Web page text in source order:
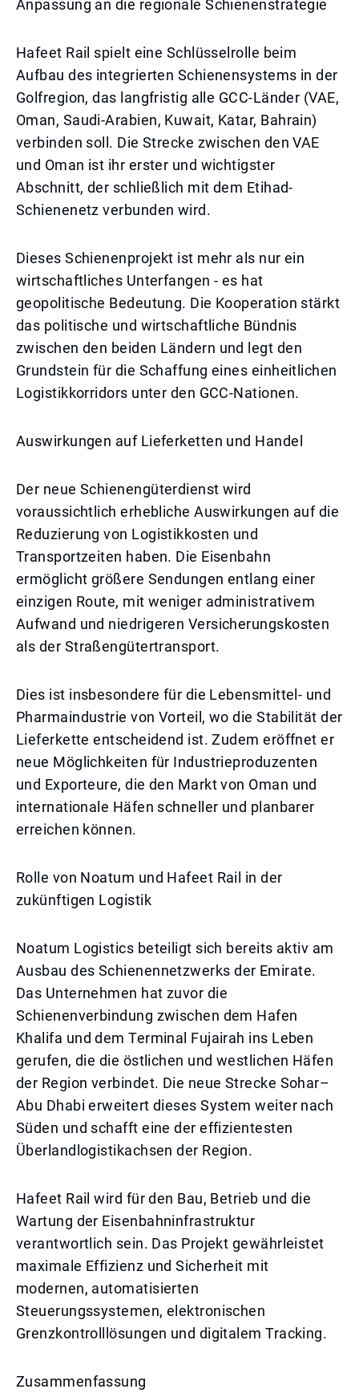
Anpassung an die regionale Schienenstrategie
Hafeet Rail spielt eine Schlüsselrolle beim
Aufbau des integrierten Schienensystems in der
Golfregion, das langfristig alle GCC-Länder (VAE,
Oman, Saudi-Arabien, Kuwait, Katar, Bahrain)
verbinden soll. Die Strecke zwischen den VAE
und Oman ist ihr erster und wichtigster
Abschnitt, der schließlich mit dem Etihad-
Schienenetz verbunden wird.
Dieses Schienenprojekt ist mehr als nur ein
wirtschaftliches Unterfangen - es hat
geopolitische Bedeutung. Die Kooperation stärkt
das politische und wirtschaftliche Bündnis
zwischen den beiden Ländern und legt den
Grundstein für die Schaffung eines einheitlichen
Logistikkorridors unter den GCC-Nationen.
Auswirkungen auf Lieferketten und Handel
Der neue Schienengüterdienst wird
voraussichtlich erhebliche Auswirkungen auf die
Reduzierung von Logistikkosten und
Transportzeiten haben. Die Eisenbahn
ermöglicht größere Sendungen entlang einer
einzigen Route, mit weniger administrativem
Aufwand und niedrigeren Versicherungskosten
als der Straßengütertransport.
Dies ist insbesondere für die Lebensmittel- und
Pharmaindustrie von Vorteil, wo die Stabilität der
Lieferkette entscheidend ist. Zudem eröffnet er
neue Möglichkeiten für Industrieproduzenten
und Exporteure, die den Markt von Oman und
internationale Häfen schneller und planbarer
erreichen können.
Rolle von Noatum und Hafeet Rail in der
zukünftigen Logistik
Noatum Logistics beteiligt sich bereits aktiv am
Ausbau des Schienennetzwerks der Emirate.
Das Unternehmen hat zuvor die
Schienenverbindung zwischen dem Hafen
Khalifa und dem Terminal Fujairah ins Leben
gerufen, die die östlichen und westlichen Häfen
der Region verbindet. Die neue Strecke Sohar–
Abu Dhabi erweitert dieses System weiter nach
Süden und schafft eine der effizientesten
Überlandlogistikachsen der Region.
Hafeet Rail wird für den Bau, Betrieb und die
Wartung der Eisenbahninfrastruktur
verantwortlich sein. Das Projekt gewährleistet
maximale Effizienz und Sicherheit mit
modernen, automatisierten
Steuerungssystemen, elektronischen
Grenzkontrolllösungen und digitalem Tracking.
Zusammenfassung